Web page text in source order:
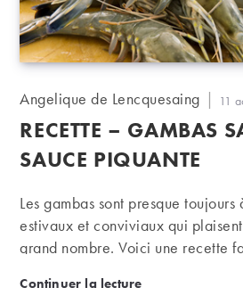
Auteur/autrice
la
publication :
Angelique de Lencquesaing 11
RECETTE – GAMBAS
SAUCE PIQUANTE
Les gambas sont presque
estivaux et conviviaux qui
grand nombre. Voici une recette
équilibré par un blanc du
Continuer la lectureRecette – Gambas